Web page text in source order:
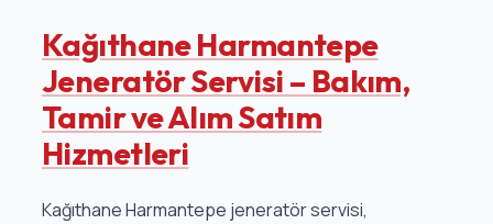
Kağıthane Harmantepe
Jeneratör Servisi – Bakım,
Tamir ve Alım Satım
Hizmetleri
Kağıthane Harmantepe jeneratör servisi,